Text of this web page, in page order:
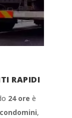
RAPIDI
24 ore è
condomini,